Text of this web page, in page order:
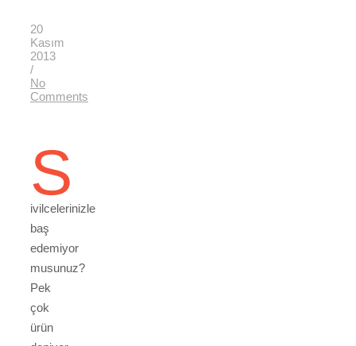
20
Kasım
2013
/
No
Comments
S
ivilcelerinizle
baş
edemiyor
musunuz?
Pek
çok
ürün